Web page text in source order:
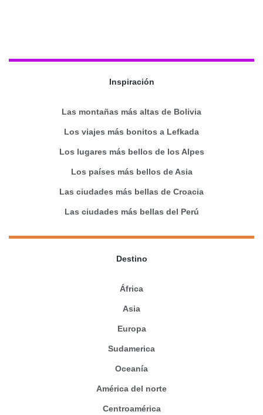
Inspiración
Las montañas más altas de Bolivia
Los viajes más bonitos a Lefkada
Los lugares más bellos de los Alpes
Los países más bellos de Asia
Las ciudades más bellas de Croacia
Las ciudades más bellas del Perú
Destino
África
Asia
Europa
Sudamerica
Oceanía
América del norte
Centroamérica